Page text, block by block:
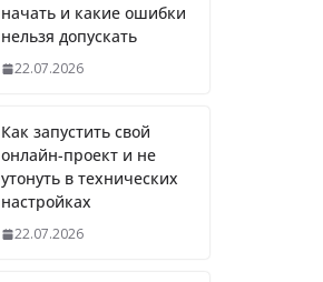
начать и какие ошибки
нельзя допускать
22.07.2026
Как запустить свой
онлайн-проект и не
утонуть в технических
настройках
22.07.2026